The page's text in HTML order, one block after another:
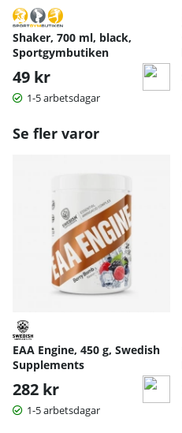
Shaker, 700 ml, black,
Sportgymbutiken
49 kr
1-5 arbetsdagar
Se fler varor
EAA Engine, 450 g, Swedish
Supplements
282 kr
1-5 arbetsdagar